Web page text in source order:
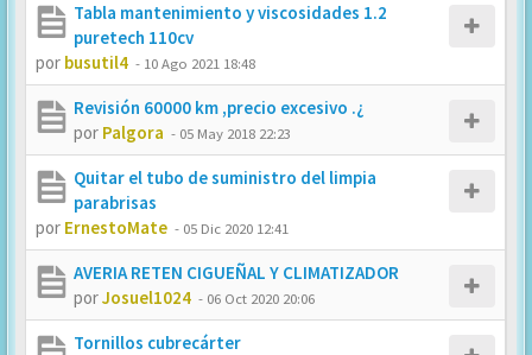
Tabla mantenimiento y viscosidades 1.2
puretech 110cv
por busutil4 - 10 Ago 2021 18:48
Revisión 60000 km ,precio excesivo .¿
por Palgora - 05 May 2018 22:23
Quitar el tubo de suministro del limpia
parabrisas
por ErnestoMate - 05 Dic 2020 12:41
AVERIA RETEN CIGUEÑAL Y CLIMATIZADOR
porJosuel1024 - 06 Oct 2020 20:06
Tornillos cubrecárter